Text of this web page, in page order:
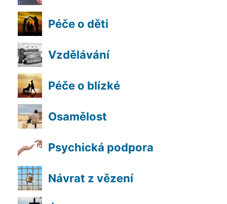
Péče o děti
Vzdělávání
Péče o blízké
Osamělost
Psychická podpora
Návrat z vězení